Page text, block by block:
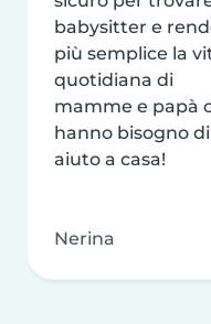
babysitter e
più semplice la
quotidiana di
mamme e papà
hanno bisogno di
aiuto a casa!
Nerina